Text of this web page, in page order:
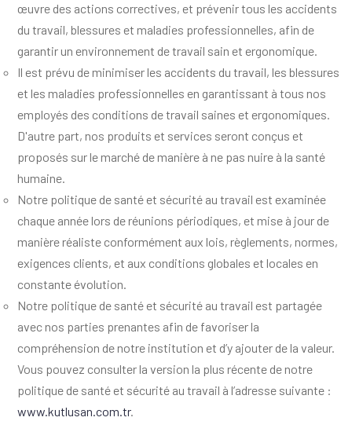
œuvre des actions correctives, et prévenir tous les accidents
du travail, blessures et maladies professionnelles, afin de
garantir un environnement de travail sain et ergonomique.
Il est prévu de minimiser les accidents du travail, les blessures
et les maladies professionnelles en garantissant à tous nos
employés des conditions de travail saines et ergonomiques.
D'autre part, nos produits et services seront conçus et
proposés sur le marché de manière à ne pas nuire à la santé
humaine.
Notre politique de santé et sécurité au travail est examinée
chaque année lors de réunions périodiques, et mise à jour de
manière réaliste conformément aux lois, règlements, normes,
exigences clients, et aux conditions globales et locales en
constante évolution.
Notre politique de santé et sécurité au travail est partagée
avec nos parties prenantes afin de favoriser la
compréhension de notre institution et d’y ajouter de la valeur.
Vous pouvez consulter la version la plus récente de notre
politique de santé et sécurité au travail à l’adresse suivante :
www.kutlusan.com.tr.